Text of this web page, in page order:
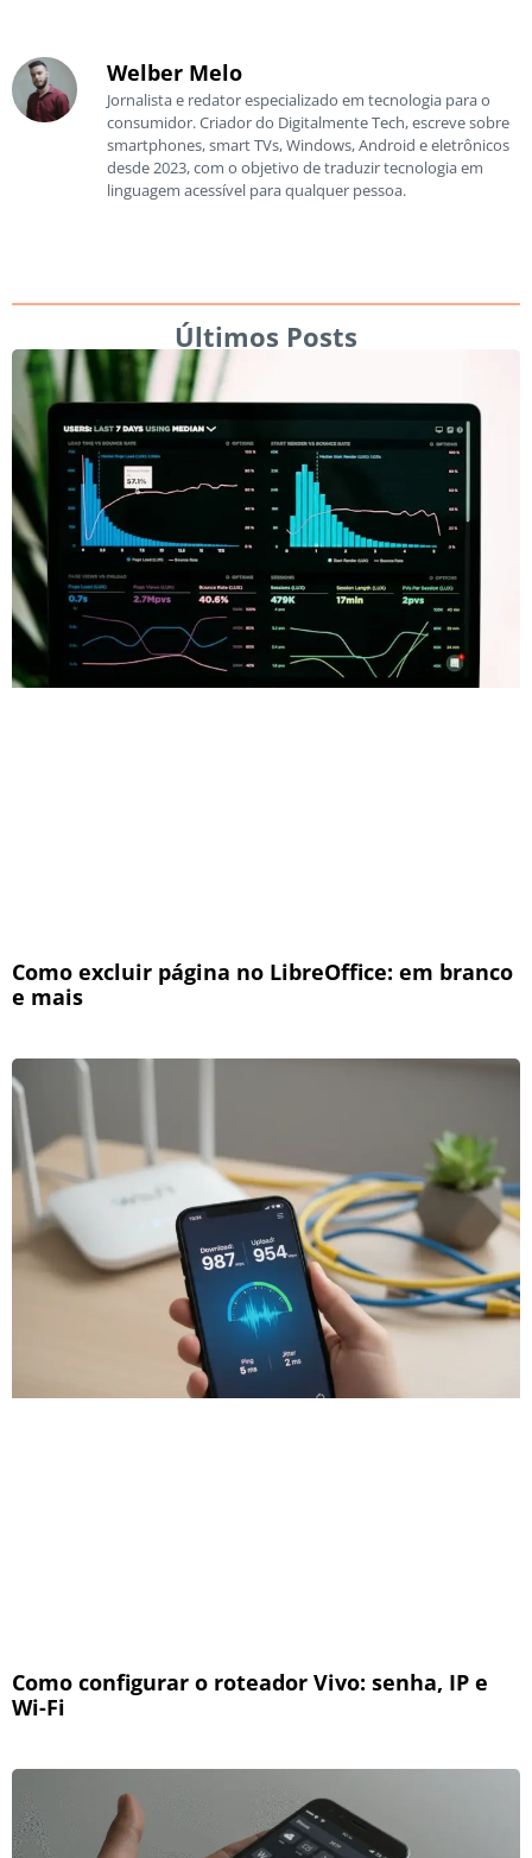
Welber Melo
Jornalista e redator especializado em tecnologia para o
consumidor. Criador do Digitalmente Tech, escreve sobre
smartphones, smart TVs, Windows, Android e eletrônicos
desde 2023, com o objetivo de traduzir tecnologia em
linguagem acessível para qualquer pessoa.
Últimos Posts
Como excluir página no LibreOffice: em branco
e mais
Como configurar o roteador Vivo: senha, IP e
Wi-Fi